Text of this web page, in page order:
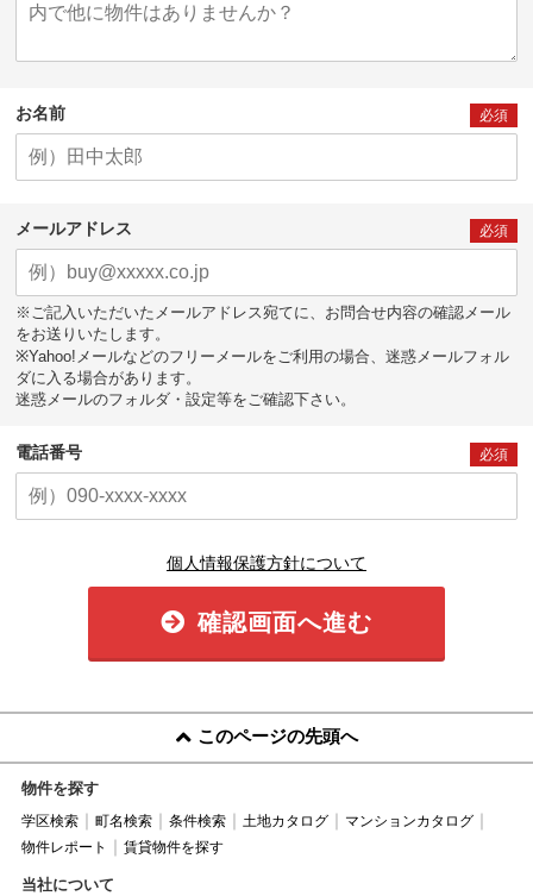
お名前 必須
メールアドレス 必須
※ご記入いただいたメールアドレス宛てに、お問合せ内容の確認メール
をお送りいたします。
※Yahoo!メールなどのフリーメールをご利用の場合、迷惑メールフォル
ダに入る場合があります。
迷惑メールのフォルダ・設定等をご確認下さい。
電話番号 必須
個人情報保護方針について
確認画面へ進む
このページの先頭へ
物件を探す
学区検索 町名検索 条件検索 土地カタログ
マンションカタログ
物件レポート
賃貸物件を探す
当社について